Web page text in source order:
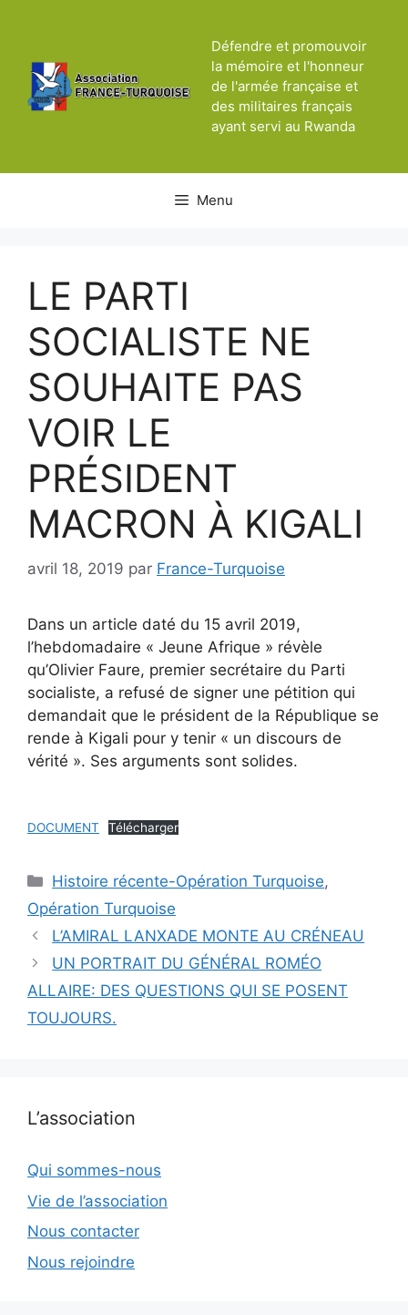
Défendre et promouvoir
la mémoire et l'honneur
de l'armée française et
des militaires français
ayant servi au Rwanda
Menu
LE PARTI
SOCIALISTE NE
SOUHAITE PAS
VOIR LE
PRÉSIDENT
MACRON À KIGALI
avril 18, 2019 par France-Turquoise
Dans un article daté du 15 avril 2019,
l’hebdomadaire « Jeune Afrique » révèle
qu’Olivier Faure, premier secrétaire du Parti
socialiste, a refusé de signer une pétition qui
demandait que le président de la République se
rende à Kigali pour y tenir « un discours de
vérité ». Ses arguments sont solides.
DOCUMENT Télécharger
Catégories
Histoire récente-Opération Turquoise,
Opération Turquoise
L’AMIRAL LANXADE MONTE AU CRÉNEAU
UN PORTRAIT DU GÉNÉRAL ROMÉO
ALLAIRE: DES QUESTIONS QUI SE POSENT
TOUJOURS.
L’association
Qui sommes-nous
Vie de l’association
Nous contacter
Nous rejoindre